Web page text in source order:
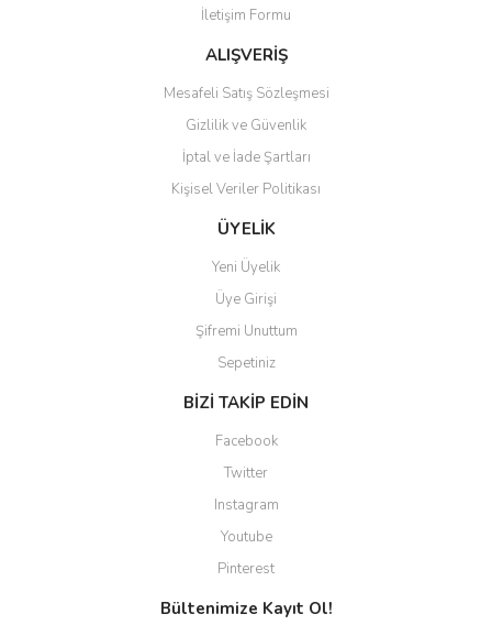
Ürün fiyatı diğer sitelerden daha pahalı.
Bu ürüne benzer farklı alternatifler olmalı.
Gönder
İletişim Formu
ALIŞVERİŞ
Mesafeli Satış Sözleşmesi
Gizlilik ve Güvenlik
İptal ve İade Şartları
Kişisel Veriler Politikası
ÜYELİK
Yeni Üyelik
Üye Girişi
Şifremi Unuttum
Sepetiniz
BİZİ TAKİP EDİN
Facebook
Twitter
Instagram
Youtube
Pinterest
Bültenimize Kayıt Ol!